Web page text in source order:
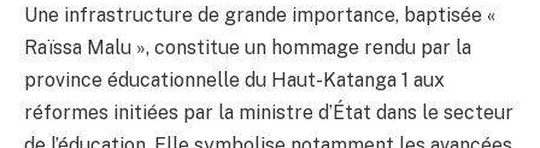
Une infrastructure de grande importance, baptisée «
Raïssa Malu », constitue un hommage rendu par la
province éducationnelle du Haut-Katanga 1 aux
réformes initiées par la ministre d’État dans le secteur